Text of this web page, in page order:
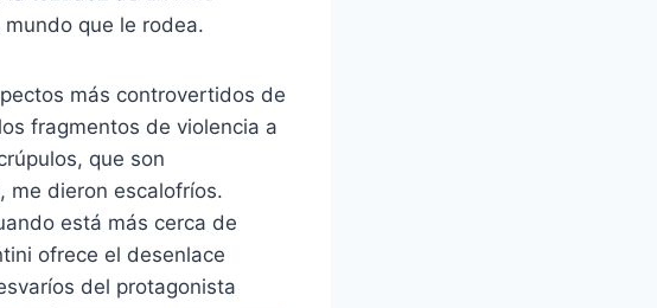
que le rodea.
más controvertidos de
fragmentos de violencia a
que son
me dieron escalofríos.
está más cerca de
ofrece el desenlace
del protagonista